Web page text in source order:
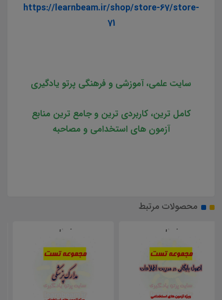
https://learnbeam.ir/shop/store-67/store-
71
سایت علمی، آموزشی و فرهنگی پرتو یادگیری
کامل ترین، کاربردی ترین و جامع ترین منابع
آزمون های استخدامی و مصاحبه
محصولات مرتبط